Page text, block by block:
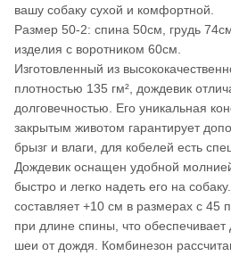
вашу собаку сухой и комфортной.
Размер 50-2: спина 50см, грудь
изделия с воротником 60см.
Изготовленный из
плотностью 135 гм², дождевик
долговечностью. Его уникальная
закрытым животом гарантирует
брызг и влаги, для кобелей есть
Дождевик оснащен удобной
быстро и легко надеть его на
составляет +10 см в размерах с 45
при длине спины, что
шеи от дождя. Комбинезон